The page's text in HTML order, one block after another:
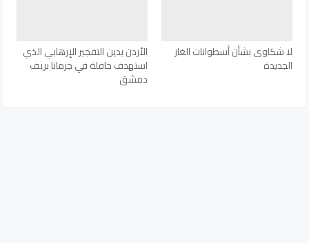
لا شكاوى بشأن أسطوانات الغاز
الجديدة
الأردن يدين التفجير الإرهابي الذي
استهدف حافلة في جرمانا بريف
دمشق